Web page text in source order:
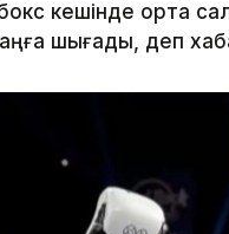
кешінде орта
шығады, деп